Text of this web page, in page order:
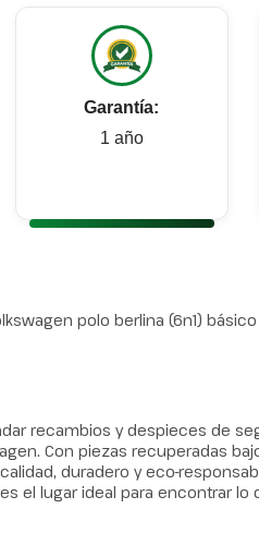
Garantía:
1 año
polo berlina (6n1) básico
recambios y despieces de
Con piezas recuperadas
duradero y eco-
el lugar ideal para encontrar lo